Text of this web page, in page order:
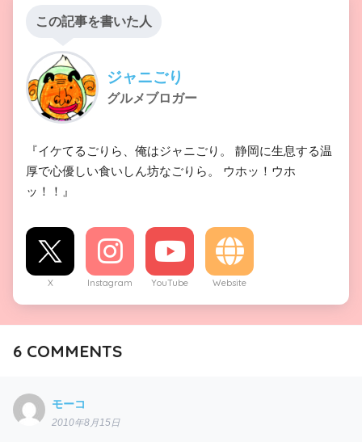
この記事を書いた人
ジャニごり
グルメブロガー
『イケてるごりら、俺はジャニごり。 静岡に生息する温
厚で心優しい食いしん坊なごりら。 ウホッ！ウホ
ッ！！』
X Instagram YouTube Website
6COMMENTS
モーコ
2010年8月15日